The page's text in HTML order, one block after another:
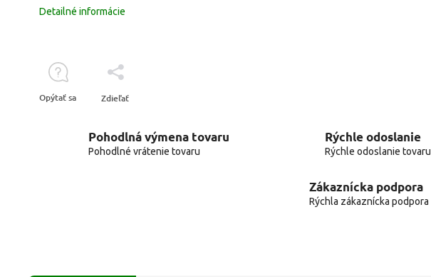
Detailné informácie
Opýtať sa Zdieľať
Pohodlná výmena tovaru
Pohodlné vrátenie tovaru
Rýchle odoslanie
Rýchle odoslanie tovaru
Zákaznícka podpora
Rýchla zákaznícka podpora